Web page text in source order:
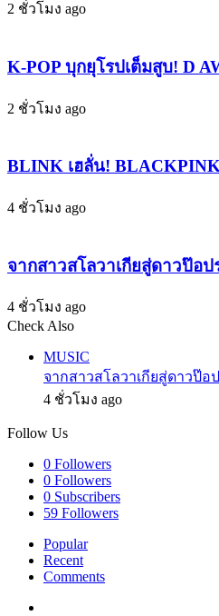
มศว.
ครบ
สูตร
ยก
ให้
จับ
ไมค์
ทองคำ”
ท
เจ็บ
ใน
เดียว
2 ชั่วโมง ago
K-POP บุกยุโรปเต็มสูบ! D
2 ชั่วโมง ago
BLINK เฮลั่น!
4 ชั่วโมง ago
จากสาวสโลวาเกียสู่ดาวป๊อ
4 ชั่วโมง ago
Check Also
MUSIC
จากสาวสโลวาเกียสู่ดาวป๊อ
4 ชั่วโมง ago
Follow Us
0 Followers
0 Followers
0 Subscribers
59 Followers
Popular
Recent
Comments